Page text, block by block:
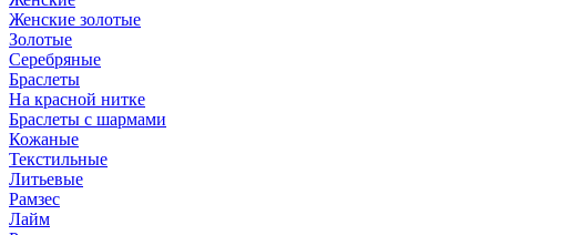
Женские золотые
Золотые
Серебряные
Браслеты
На красной нитке
Браслеты с шармами
Кожаные
Текстильные
Литьевые
Рамзес
Лайм